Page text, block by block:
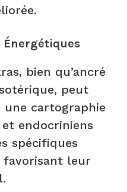
Énergétiques
bien qu’ancré
peut
une cartographie
endocriniens
spécifiques
favorisant leur